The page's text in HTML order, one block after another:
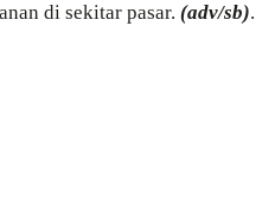
di sekitar pasar. (adv/sb).